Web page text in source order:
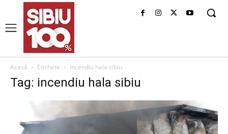
Acasă Etichete Incendiu hala sibiu
Tag: incendiu hala sibiu